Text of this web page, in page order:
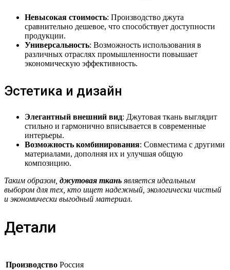
Невысокая стоимость: Производство джута
сравнительно дешевое, что способствует доступности
продукции.
Универсальность: Возможность использования в
различных отраслях промышленности повышает
экономическую эффективность.
Эстетика и дизайн
Элегантный внешний вид: Джутовая ткань выглядит
стильно и гармонично вписывается в современные
интерьеры.
Возможность комбинирования: Совместима с другими
материалами, дополняя их и улучшая общую
композицию.
Таким образом, джутовая ткань является идеальным
выбором для тех, кто ищет надежный, экологически чистый
и экономически выгодный материал.
Детали
Производство Россия